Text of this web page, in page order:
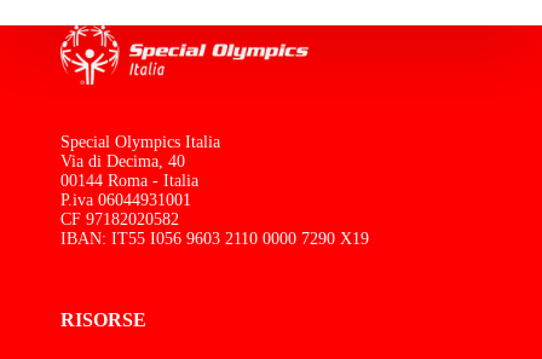
Special Olympics Italia
Via di Decima, 40
00144 Roma - Italia
P.iva 06044931001
CF 97182020582
IBAN: IT55 I056 9603 2110 0000 7290 X19
RISORSE